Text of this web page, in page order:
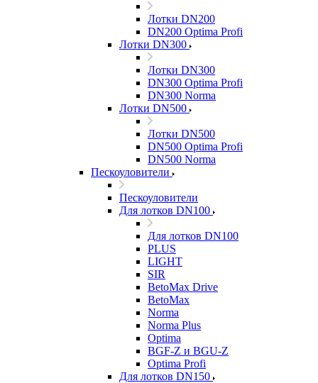
Лотки DN200
DN200 Optima Profi
Лотки DN300
Лотки DN300
DN300 Optima Profi
DN300 Norma
Лотки DN500
Лотки DN500
DN500 Optima Profi
DN500 Norma
Пескоуловители
Пескоуловители
Для лотков DN100
Для лотков DN100
PLUS
LIGHT
SIR
BetoMax Drive
BetoMax
Norma
Norma Plus
Optima
BGF-Z и BGU-Z
Optima Profi
Для лотков DN150